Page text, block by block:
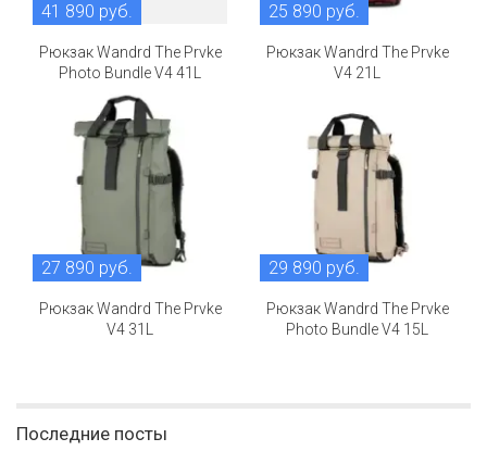
41 890 руб.
Рюкзак Wandrd The Prvke
Photo Bundle V4 41L
25 890 руб.
Рюкзак Wandrd The Prvke
V4 21L
27 890 руб.
Рюкзак Wandrd The Prvke
V4 31L
29 890 руб.
Рюкзак Wandrd The Prvke
Photo Bundle V4 15L
Последние посты